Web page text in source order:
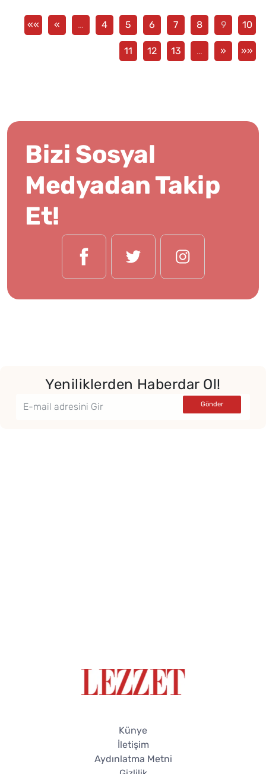
«« « … 4 5 6 7 8 9 10
11 12 13 … » »»
Bizi Sosyal
Medyadan Takip
Et!
Yeniliklerden Haberdar Ol!
Künye
İletişim
Aydınlatma Metni